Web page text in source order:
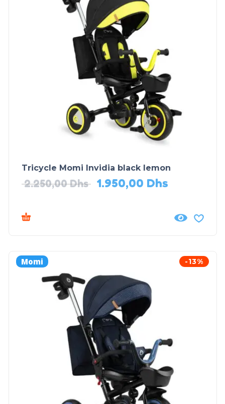
Tricycle Momi Invidia black lemon
2.250,00Dhs 1.950,00 Dhs
Momi -13%